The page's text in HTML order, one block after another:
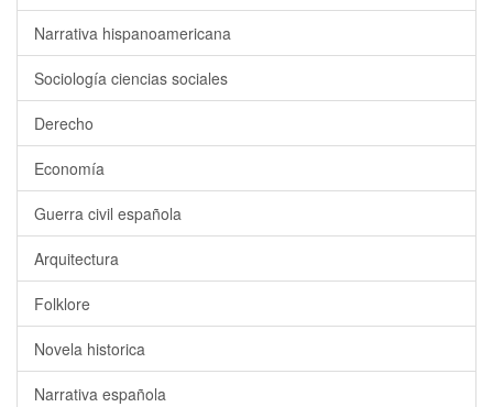
Narrativa hispanoamericana
Sociología ciencias sociales
Derecho
Economía
Guerra civil española
Arquitectura
Folklore
Novela historica
Narrativa española